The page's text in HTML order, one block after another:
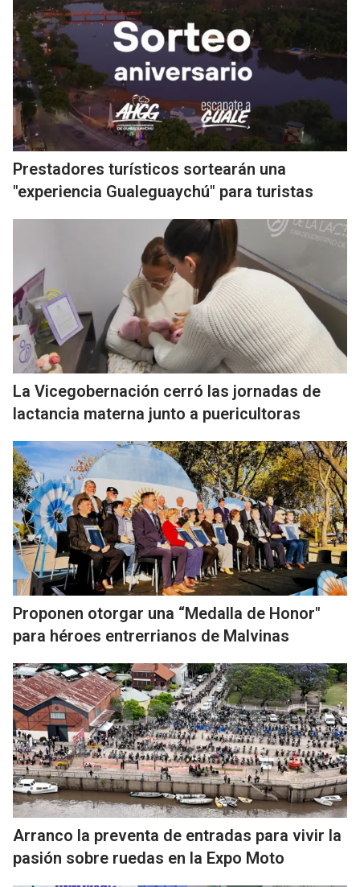
Prestadores turísticos sortearán una
"experiencia Gualeguaychú" para turistas
La Vicegobernación cerró las jornadas de
lactancia materna junto a puericultoras
Proponen otorgar una “Medalla de Honor"
para héroes entrerrianos de Malvinas
Arranco la preventa de entradas para vivir la
pasión sobre ruedas en la Expo Moto